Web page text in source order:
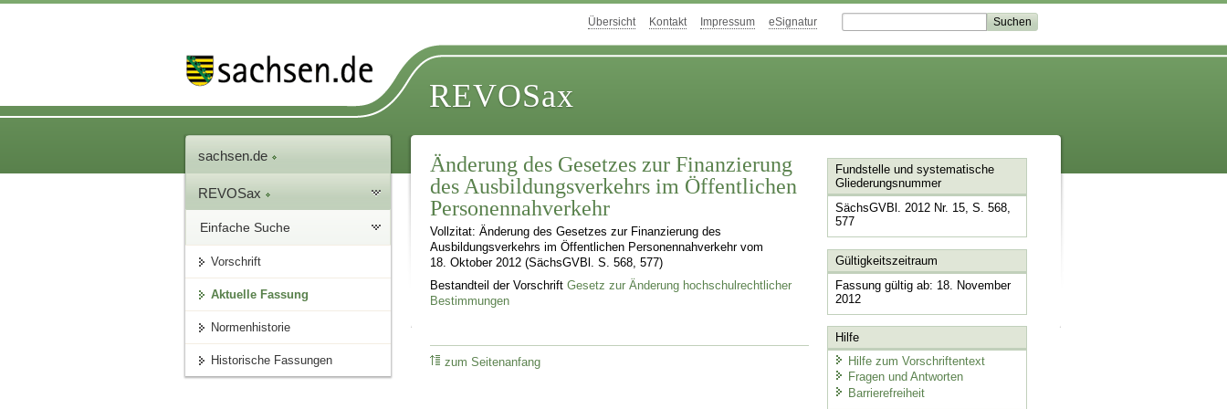
Übersicht Kontakt Impressum eSignatur
REVOSax
sachsen.de
REVOSax
Einfache Suche
Vorschrift
Aktuelle Fassung
Normenhistorie
Historische Fassungen
Änderung des Gesetzes zur Finanzierung
des Ausbildungsverkehrs im Öffentlichen
Personennahverkehr
Vollzitat: Änderung des Gesetzes zur Finanzierung des
Ausbildungsverkehrs im Öffentlichen Personennahverkehr vom
18. Oktober 2012 (SächsGVBl. S. 568, 577)
Bestandteil der VorschriftGesetz zur Änderung hochschulrechtlicher
Bestimmungen
zum Seitenanfang
Fundstelle und systematische
Gliederungsnummer
SächsGVBl. 2012 Nr. 15, S. 568,
577
Gültigkeitszeitraum
Fassung gültig ab: 18. November
2012
Hilfe
Hilfe zum Vorschriftentext
Fragen und Antworten
Barrierefreiheit